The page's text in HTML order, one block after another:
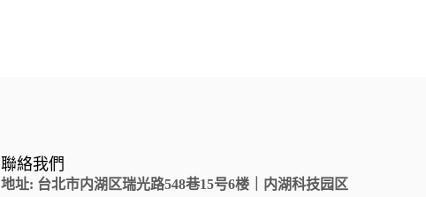
聯絡我們
地址: 台北市内湖区瑞光路548巷15号6楼｜内湖科技园区